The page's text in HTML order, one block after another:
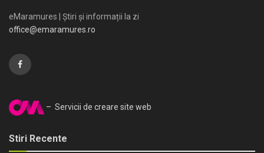
eMaramures | Știri și informații la zi
office@emaramures.ro
– Servicii de creare site web
Stiri Recente